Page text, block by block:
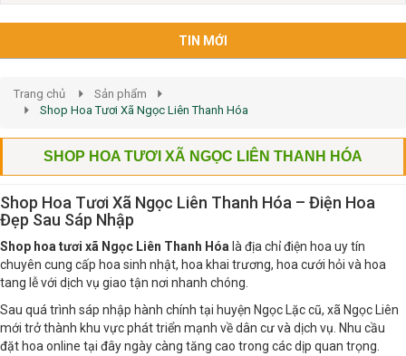
TIN MỚI
Trang chủ
Sản phẩm
Shop Hoa Tươi Xã Ngọc Liên Thanh Hóa
SHOP HOA TƯƠI XÃ NGỌC LIÊN THANH HÓA
Shop Hoa Tươi Xã Ngọc Liên Thanh Hóa – Điện Hoa
Đẹp Sau Sáp Nhập
Shop hoa tươi xã Ngọc Liên Thanh Hóa là địa chỉ điện hoa uy tín
chuyên cung cấp hoa sinh nhật, hoa khai trương, hoa cưới hỏi và hoa
tang lễ với dịch vụ giao tận nơi nhanh chóng.
Sau quá trình sáp nhập hành chính tại huyện Ngọc Lặc cũ, xã Ngọc Liên
mới trở thành khu vực phát triển mạnh về dân cư và dịch vụ. Nhu cầu
đặt hoa online tại đây ngày càng tăng cao trong các dịp quan trọng.